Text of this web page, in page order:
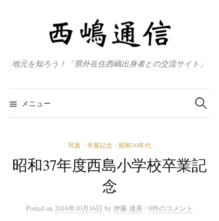
ツ
キ
地元を知ろう！「県外在住西嶋出身者との交流サイト」
メニュー 索
写真 / 卒業記念 / 昭和30年代
昭和37年度西島小学校卒業記
念
Posted on 2016年10月16日 by 伊藤 達美 / 0件のコメント